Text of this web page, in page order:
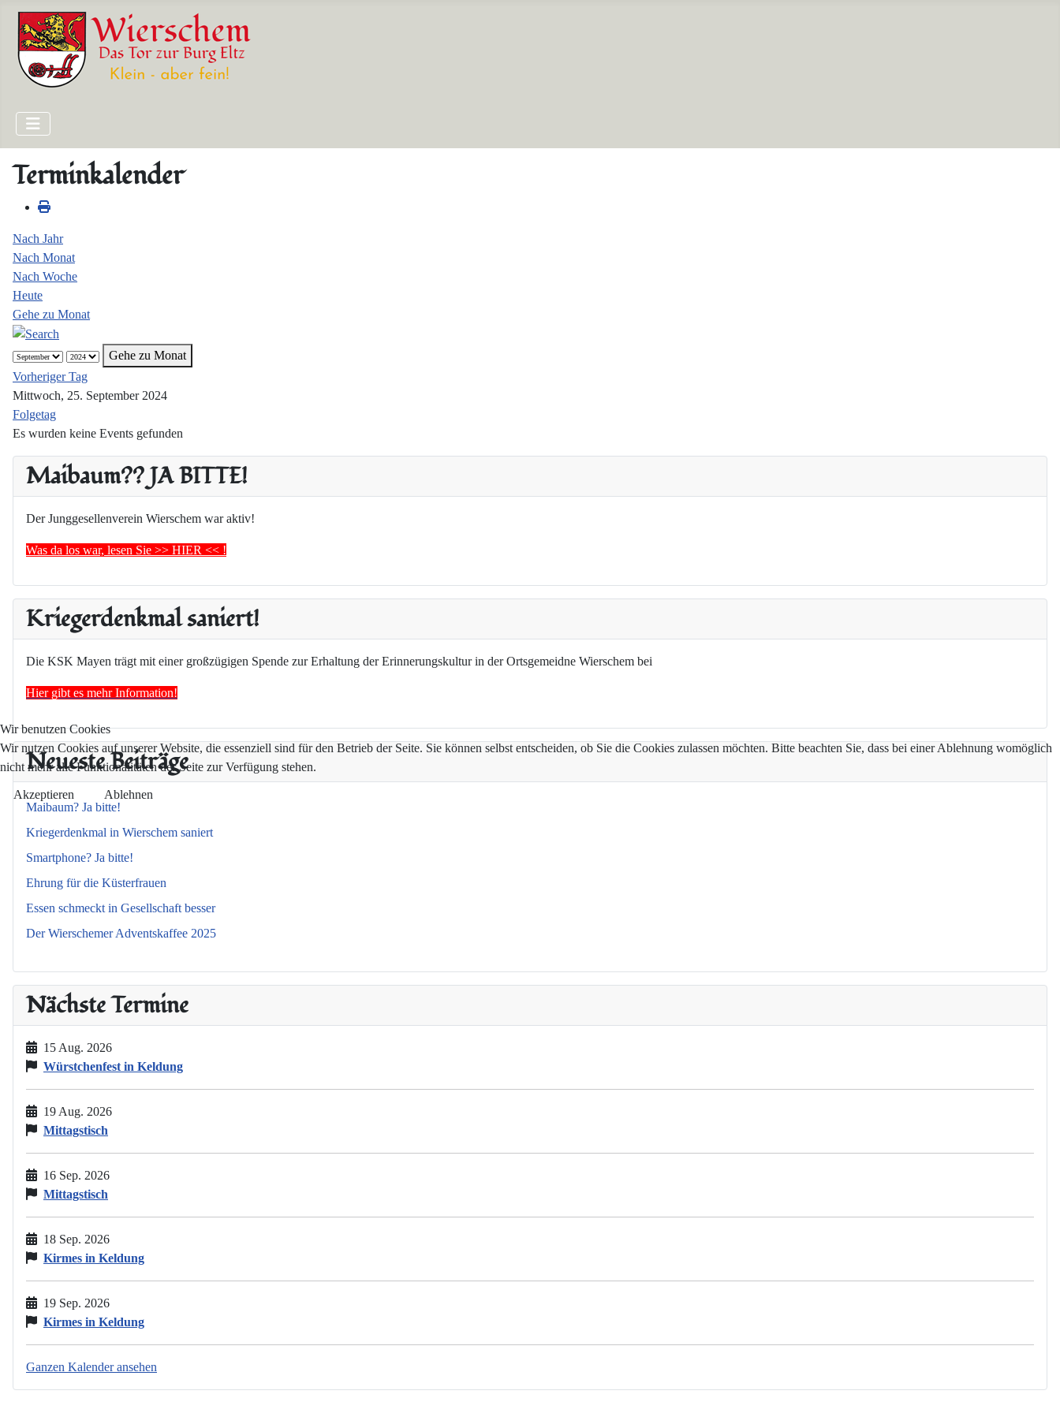
Maibaum?? JA BITTE!
Der Junggesellenverein Wierschem war aktiv!
Was da los war, lesen Sie >> HIER << !
Kriegerdenkmal saniert!
Die KSK Mayen trägt mit einer großzügigen Spende zur Erhaltung der Erinnerungskultur in der Ortsgemeidne Wierschem bei
Hier gibt es mehr Information!
Neueste Beiträge
Maibaum? Ja bitte!
Kriegerdenkmal in Wierschem saniert
Smartphone? Ja bitte!
Ehrung für die Küsterfrauen
Essen schmeckt in Gesellschaft besser
Der Wierschemer Adventskaffee 2025
Nächste Termine
15 Aug. 2026
Würstchenfest in Keldung
19 Aug. 2026
Mittagstisch
16 Sep. 2026
Mittagstisch
18 Sep. 2026
Kirmes in Keldung
19 Sep. 2026
Kirmes in Keldung
Ganzen Kalender ansehen
Terminkalender
Nach Jahr
Nach Monat
Nach Woche
Heute
Gehe zu Monat
Gehe zu Monat
Vorheriger Tag
Mittwoch, 25. September 2024
Folgetag
Es wurden keine Events gefunden
Wir benutzen Cookies
Wir nutzen Cookies auf unserer Website, die essenziell sind für den Betrieb der Seite. Sie können selbst entscheiden, ob Sie die Cookies zulassen möchten. Bitte beachten Sie, dass bei einer Ablehnung womöglich
nicht mehr alle Funktionalitäten der Seite zur Verfügung stehen.
Akzeptieren Ablehnen